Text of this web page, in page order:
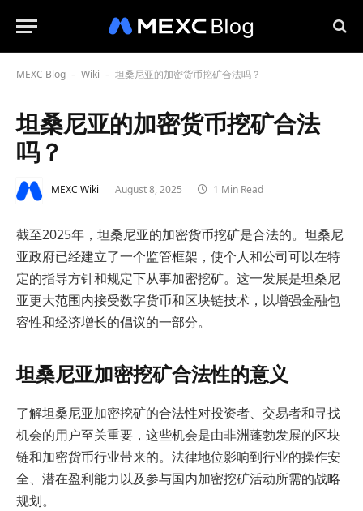
MEXC Blog - Wiki - 坦桑尼亚的加密货币挖矿合法吗？
坦桑尼亚的加密货币挖矿合法
吗？
MEXC Wiki August 8, 2025 1 Min Read
截至2025年，坦桑尼亚的加密货币挖矿是合法的。坦桑尼
亚政府已经建立了一个监管框架，使个人和公司可以在特
定的指导方针和规定下从事加密挖矿。这一发展是坦桑尼
亚更大范围内接受数字货币和区块链技术，以增强金融包
容性和经济增长的倡议的一部分。
坦桑尼亚加密挖矿合法性的意义
了解坦桑尼亚加密挖矿的合法性对投资者、交易者和寻找
机会的用户至关重要，这些机会是由非洲蓬勃发展的区块
链和加密货币行业带来的。法律地位影响到行业的操作安
全、潜在盈利能力以及参与国内加密挖矿活动所需的战略
规划。